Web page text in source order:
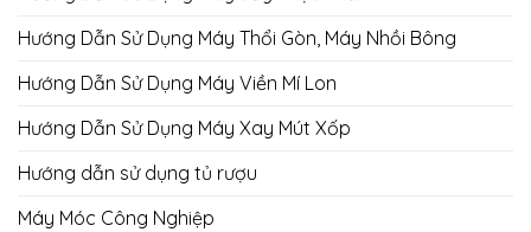
Hướng Dẫn Sử Dụng Máy Thổi Gòn, Máy Nhồi Bông
Hướng Dẫn Sử Dụng Máy Viền Mí Lon
Hướng Dẫn Sử Dụng Máy Xay Mút Xốp
Hướng dẫn sử dụng tủ rượu
Máy Móc Công Nghiệp